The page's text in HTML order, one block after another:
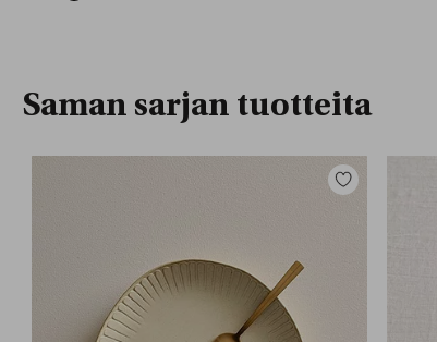
Saman sarjan tuotteita
Lisää